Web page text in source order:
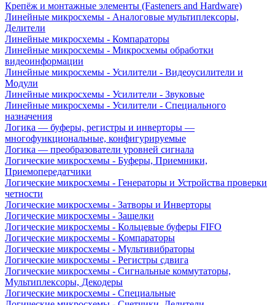
Крепёж и монтажные элементы (Fasteners and Hardware)
Линейные микросхемы - Аналоговые мультиплексоры,
Делители
Линейные микросхемы - Компараторы
Линейные микросхемы - Микросхемы обработки
видеоинформации
Линейные микросхемы - Усилители - Видеоусилители и
Модули
Линейные микросхемы - Усилители - Звуковые
Линейные микросхемы - Усилители - Специального
назначения
Логика — буферы, регистры и инверторы —
многофункциональные, конфигурируемые
Логика — преобразователи уровней сигнала
Логические микросхемы - Буферы, Приемники,
Приемопередатчики
Логические микросхемы - Генераторы и Устройства проверки
четности
Логические микросхемы - Затворы и Инверторы
Логические микросхемы - Защелки
Логические микросхемы - Кольцевые буферы FIFO
Логические микросхемы - Компараторы
Логические микросхемы - Мультивибраторы
Логические микросхемы - Регистры сдвига
Логические микросхемы - Сигнальные коммутаторы,
Мультиплексоры, Декодеры
Логические микросхемы - Специальные